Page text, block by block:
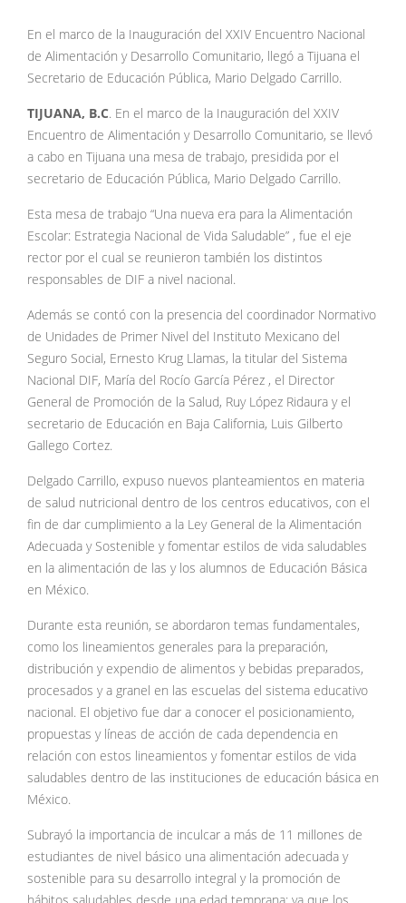
En el marco de la Inauguración del XXIV Encuentro Nacional
de Alimentación y Desarrollo Comunitario, llegó a Tijuana el
Secretario de Educación Pública, Mario Delgado Carrillo.
TIJUANA, B.C. En el marco de la Inauguración del XXIV
Encuentro de Alimentación y Desarrollo Comunitario, se llevó
a cabo en Tijuana una mesa de trabajo, presidida por el
secretario de Educación Pública, Mario Delgado Carrillo.
Esta mesa de trabajo “Una nueva era para la Alimentación
Escolar: Estrategia Nacional de Vida Saludable” , fue el eje
rector por el cual se reunieron también los distintos
responsables de DIF a nivel nacional.
Además se contó con la presencia del coordinador Normativo
de Unidades de Primer Nivel del Instituto Mexicano del
Seguro Social, Ernesto Krug Llamas, la titular del Sistema
Nacional DIF, María del Rocío García Pérez , el Director
General de Promoción de la Salud, Ruy López Ridaura y el
secretario de Educación en Baja California, Luis Gilberto
Gallego Cortez.
Delgado Carrillo, expuso nuevos planteamientos en materia
de salud nutricional dentro de los centros educativos, con el
fin de dar cumplimiento a la Ley General de la Alimentación
Adecuada y Sostenible y fomentar estilos de vida saludables
en la alimentación de las y los alumnos de Educación Básica
en México.
Durante esta reunión, se abordaron temas fundamentales,
como los lineamientos generales para la preparación,
distribución y expendio de alimentos y bebidas preparados,
procesados y a granel en las escuelas del sistema educativo
nacional. El objetivo fue dar a conocer el posicionamiento,
propuestas y líneas de acción de cada dependencia en
relación con estos lineamientos y fomentar estilos de vida
saludables dentro de las instituciones de educación básica en
México.
Subrayó la importancia de inculcar a más de 11 millones de
estudiantes de nivel básico una alimentación adecuada y
sostenible para su desarrollo integral y la promoción de